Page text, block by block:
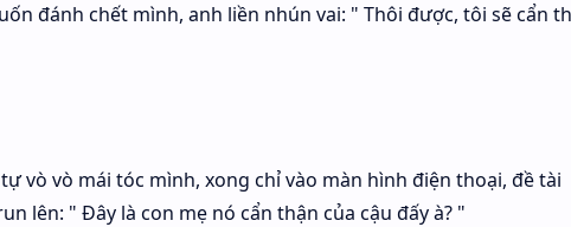
đánh chết mình, anh liền nhún vai: " Thôi được, tôi sẽ cẩn
vò vò mái tóc mình, xong chỉ vào màn hình điện thoại, đề tài
lên: " Đây là con mẹ nó cẩn thận của cậu đấy à? "